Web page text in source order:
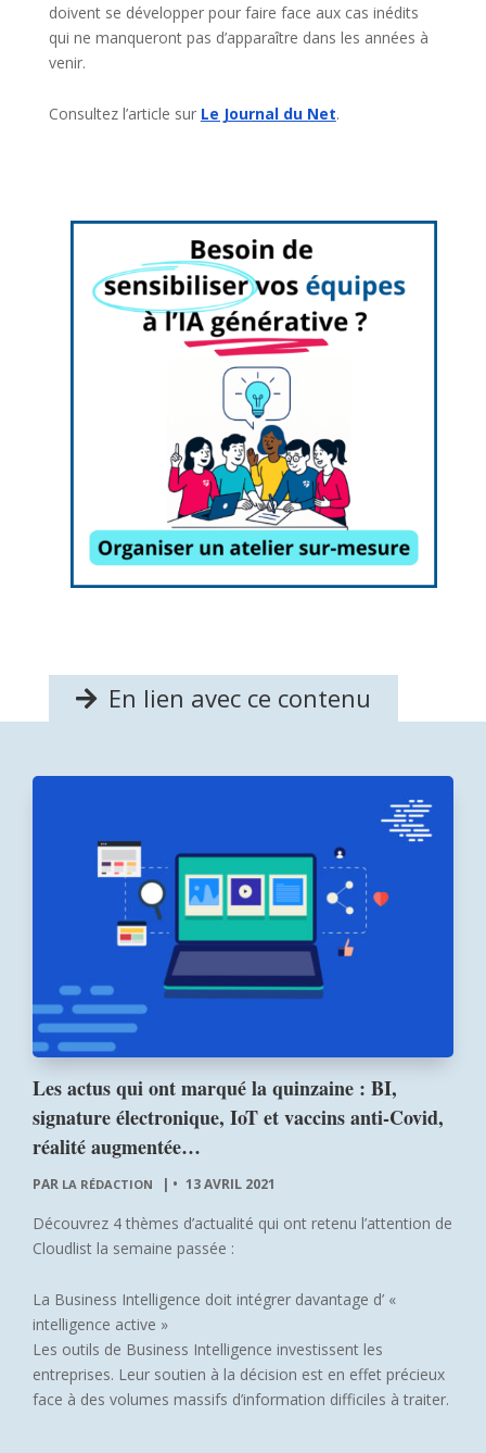
doivent se développer pour faire face aux cas inédits
qui ne manqueront pas d’apparaître dans les années à
venir.
Consultez l’article sur Le Journal du Net.
En lien avec ce contenu
Les actus qui ont marqué la quinzaine : BI,
signature électronique, IoT et vaccins anti-Covid,
réalité augmentée…
PAR LA RÉDACTION | 13 AVRIL 2021
Découvrez 4 thèmes d’actualité qui ont retenu l’attention de
Cloudlist la semaine passée :
La Business Intelligence doit intégrer davantage d’ «
intelligence active »
Les outils de Business Intelligence investissent les
entreprises. Leur soutien à la décision est en effet précieux
face à des volumes massifs d’information difficiles à traiter.